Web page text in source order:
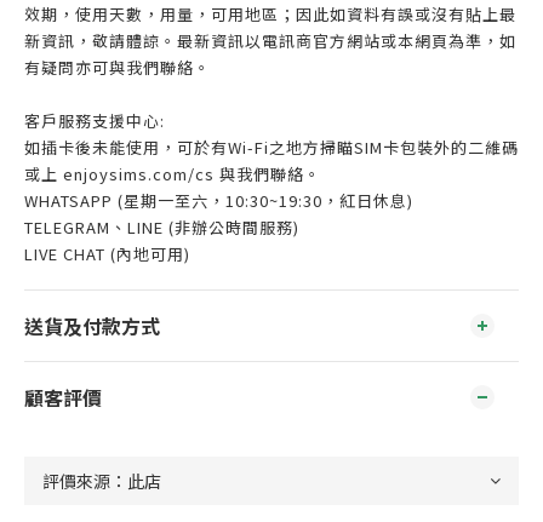
效期，使用天數，用量，可用地區；因此如資料有誤或沒有貼上最
新資訊，敬請體諒。最新資訊以電訊商官方網站或本網頁為準，如
有疑問亦可與我們聯絡。
客戶服務支援中心:
如插卡後未能使用，可於有Wi-Fi之地方掃瞄SIM卡包裝外的二維碼
或上 enjoysims.com/cs 與我們聯絡。
WHATSAPP (星期一至六，10:30~19:30，紅日休息)
TELEGRAM、LINE (非辦公時間服務)
LIVE CHAT (內地可用)
送貨及付款方式
顧客評價